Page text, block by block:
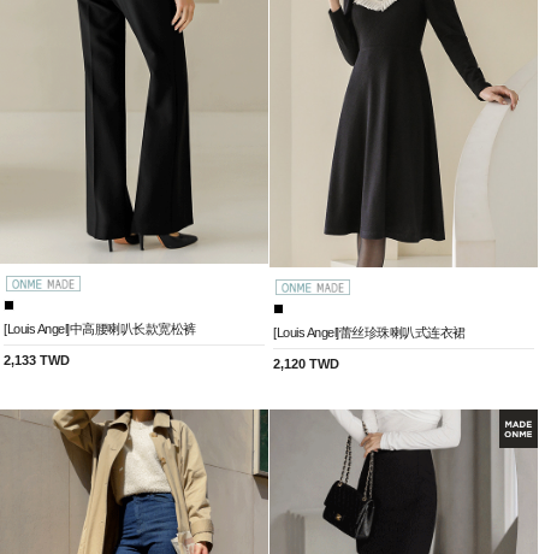
[Louis Angel]中高腰喇叭长款宽松裤
2,133 TWD
[Louis Angel]蕾丝珍珠喇叭式连衣裙
2,120 TWD